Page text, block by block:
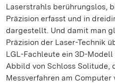
Laserstrahls berührungslos,
Präzision erfasst und in
dargestellt. Und damit man
Präzision der Laser-Technik
LGL-Fachleute ein 3D-
Abbild von Schloss Solitude,
Messverfahren am